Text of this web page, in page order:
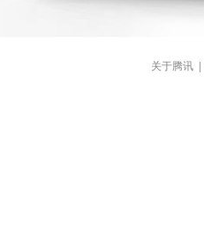
关于腾讯 |